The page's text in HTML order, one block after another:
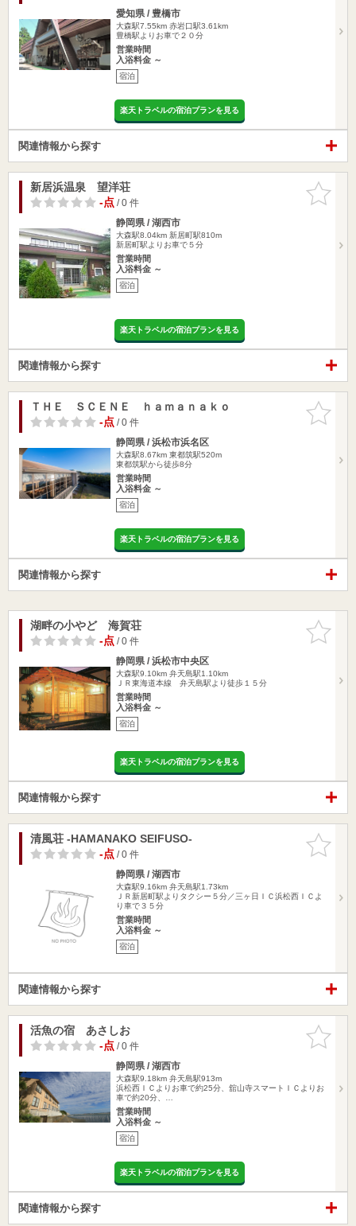
愛知県 / 豊橋市
大森駅7.55km 赤岩口駅3.61km
豊橋駅よりお車で２０分
営業時間
入浴料金 ～
宿泊
楽天トラベルの宿泊プランを見る
関連情報から探す
お気に入
りに追加
新居浜温泉 望洋荘
-点/ 0 件
静岡県 / 湖西市
大森駅8.04km 新居町駅810m
新居町駅よりお車で５分
営業時間
入浴料金 ～
宿泊
楽天トラベルの宿泊プランを見る
関連情報から探す
お気に入
りに追加
ＴＨＥ ＳＣＥＮＥ ｈａｍａｎａｋｏ
-点/ 0 件
静岡県 / 浜松市浜名区
大森駅8.67km 東都筑駅520m
東都筑駅から徒歩8分
営業時間
入浴料金 ～
宿泊
楽天トラベルの宿泊プランを見る
関連情報から探す
お気に入
りに追加
湖畔の小やど 海賀荘
-点/ 0 件
静岡県 / 浜松市中央区
大森駅9.10km 弁天島駅1.10km
ＪＲ東海道本線 弁天島駅より徒歩１５分
営業時間
入浴料金 ～
宿泊
楽天トラベルの宿泊プランを見る
関連情報から探す
お気に入
りに追加
清風荘 -HAMANAKO SEIFUSO-
-点/ 0 件
静岡県 / 湖西市
大森駅9.16km 弁天島駅1.73km
ＪＲ新居町駅よりタクシー５分／三ヶ日ＩＣ浜松西ＩＣよ
り車で３５分
営業時間
入浴料金 ～
宿泊
関連情報から探す
お気に入
りに追加
活魚の宿 あさしお
-点/ 0 件
静岡県 / 湖西市
大森駅9.18km 弁天島駅913m
浜松西ＩＣよりお車で約25分、舘山寺スマートＩＣよりお
車で約20分、…
営業時間
入浴料金 ～
宿泊
楽天トラベルの宿泊プランを見る
関連情報から探す